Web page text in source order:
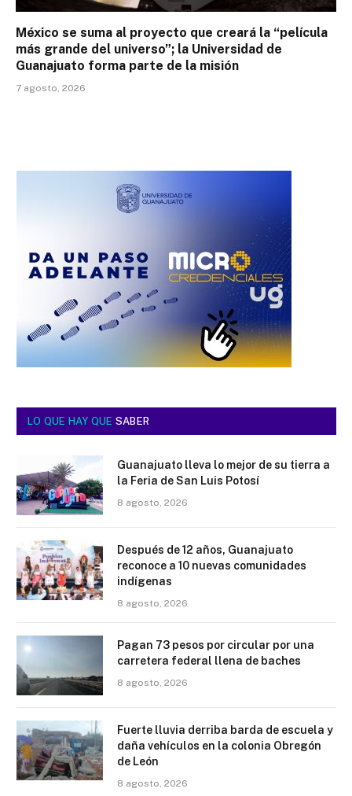
México se suma al proyecto que creará la “película
más grande del universo”; la Universidad de
Guanajuato forma parte de la misión
7 agosto, 2026
LO QUE HAY QUE SABER
Guanajuato lleva lo mejor de su tierra a
la Feria de San Luis Potosí
8 agosto, 2026
Después de 12 años, Guanajuato
reconoce a 10 nuevas comunidades
indígenas
8 agosto, 2026
Pagan 73 pesos por circular por una
carretera federal llena de baches
8 agosto, 2026
Fuerte lluvia derriba barda de escuela y
daña vehículos en la colonia Obregón
de León
8 agosto, 2026